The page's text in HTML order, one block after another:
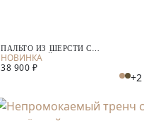
ПАЛЬТО ИЗ ШЕРСТИ С
МЕМБРАНОЙ
38 900 ₽
+2